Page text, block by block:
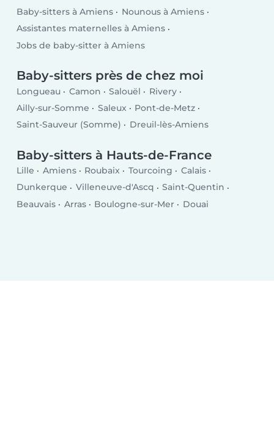
Baby-sitters à Amiens
Nounous à Amiens
Assistantes maternelles à Amiens
Jobs de baby-sitter à Amiens
Baby-sitters près de chez moi
Longueau Camon Salouël
Rivery
Ailly-sur-Somme
Saleux
Pont-de-Metz
Saint-Sauveur (Somme)
Dreuil-lès-Amiens
Baby-sitters à Hauts-de-France
Lille Amiens Roubaix Tourcoing
Calais
Dunkerque
Villeneuve-d'Ascq
Saint-Quentin
Beauvais
Arras Boulogne-sur-Mer Douai